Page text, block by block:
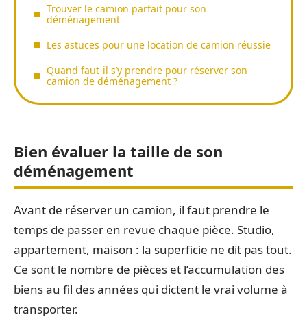
Trouver le camion parfait pour son
déménagement
Les astuces pour une location de camion réussie
Quand faut-il s’y prendre pour réserver son
camion de déménagement ?
Bien évaluer la taille de son
déménagement
Avant de réserver un camion, il faut prendre le
temps de passer en revue chaque pièce. Studio,
appartement, maison : la superficie ne dit pas tout.
Ce sont le nombre de pièces et l’accumulation des
biens au fil des années qui dictent le vrai volume à
transporter.